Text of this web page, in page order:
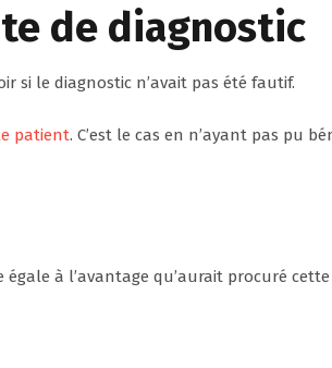
de diagnostic
si le diagnostic n’avait pas été fautif.
patient. C’est le cas en n’ayant pas pu
à l’avantage qu’aurait procuré